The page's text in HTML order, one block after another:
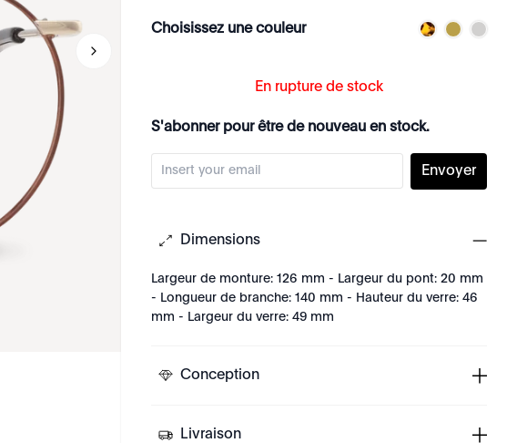
Choisissez une couleur
En rupture de stock
S'abonner pour être de nouveau en stock.
Envoyer
Dimensions
Largeur de monture: 126 mm - Largeur du pont: 20 mm
- Longueur de branche: 140 mm - Hauteur du verre: 46
mm - Largeur du verre: 49 mm
Conception
Livraison